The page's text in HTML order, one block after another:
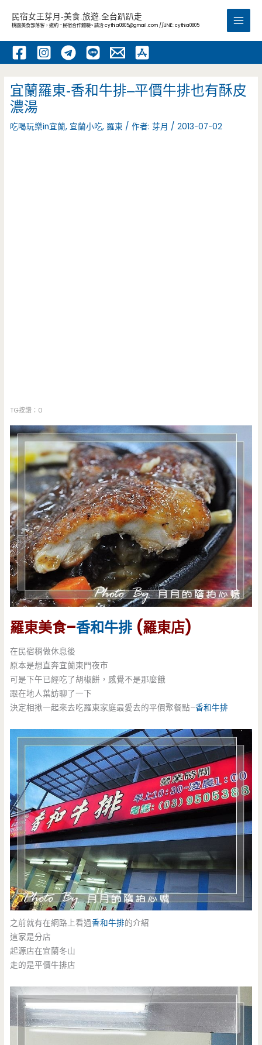
內
民宿女王芽月-美食.旅遊.全台趴趴走
桃園美食部落客，邀約 -民宿合作體驗~ 請洽cythia0805@gmail.com //LINE: cythia0805
Main
宜蘭羅東-香和牛排–平價牛排也有酥皮
濃湯
吃喝玩樂in宜蘭, 宜蘭小吃, 羅東 / 作者:芽月 /2013-07-02
TG按讚：0
羅東美食–香和牛排 (羅東店)
在民宿稍做休息後
原本是想直奔宜蘭東門夜市
可是下午已經吃了胡椒餅，感覺不是那麼餓
跟在地人葉訪聊了一下
決定相揪一起來去吃羅東家庭最愛去的平價聚餐點–香和牛排
之前就有在網路上看過香和牛排的介紹
這家是分店
起源店在宜蘭冬山
走的是平價牛排店